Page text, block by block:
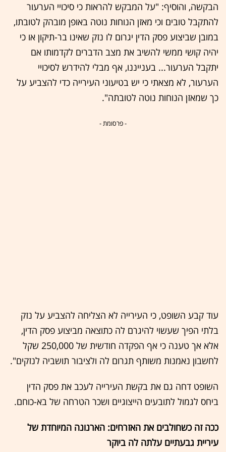
הבקשה, והוסיף: "על המבקש להראות כי סיכויי הערעור
להתקבל טובים וכי מאזן הנוחות נוטה באופן מובהק לטובתו,
במובן שביצוע פסק הדין יגרום לו נזק שאינו בר-תיקון או כי
יהיה קושי ממשי להשיב את מצב הדברים לקדמותו אם
יתקבל הערעור... בענייננו, אף מבלי להידרש לסיכויי
הערעור, לא מצאתי כי יש בטיעוני העירייה כדי להצביע על
כך שמאזן הנוחות נוטה לטובתה".
- פרסומת -
עוד קבע השופט, כי העירייה לא הצליחה להצביע על נזק
בלתי הפיך שעשוי להיגרם לה כתוצאה מביצוע פסק הדין,
אלא אך טענה כי אף הפקדה חודשית של 250,000 שקל
לחשבון נאמנות משותף תגרום לה ולציבור תושביה לנזקים".
השופט דחה גם את בקשת העירייה לעכב את פסק הדין
ביחס לגמול לתובעים הייצוגיים ושכר הטרחה של בא-כוחם.
ככה זה כשחולבים את האזרחים: הארנונה המיוחדת של
עיריית גבעתיים עלתה לה ביוקר